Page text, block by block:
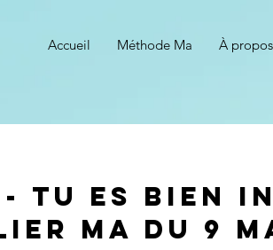
Accueil Méthode Ma À propos
tu es bien
Ma du 9